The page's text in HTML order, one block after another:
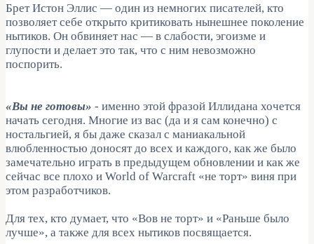
Брет Истон Эллис — один из немногих писателей, кто
позволяет себе открыто критиковать нынешнее поколение
нытиков. Он обвиняет нас — в слабости, эгоизме и
глупости и делает это так, что с ним невозможно
поспорить.
«Вы не готовы» - именно этой фразой Иллидана хочется
начать сегодня. Многие из вас (да и я сам конечно) с
ностальгией, я бы даже сказал с маниакальной
влюбленностью доносят до всех и каждого, как же было
замечательно играть в предыдущем обновлении и как же
сейчас все плохо и World of Warcraft «не торт» виня при
этом разработчиков.
Для тех, кто думает, что «Вов не торт» и «Раньше было
лучше», а также для всех нытиков посвящается.